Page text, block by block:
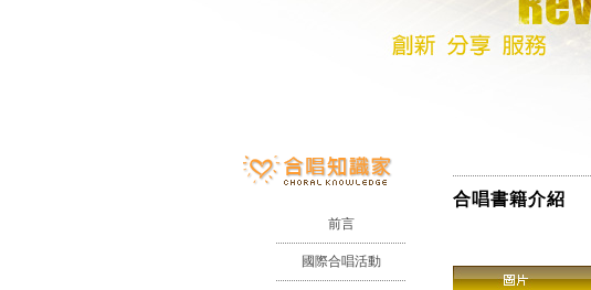
前言
國際合唱活動
合唱書籍介紹